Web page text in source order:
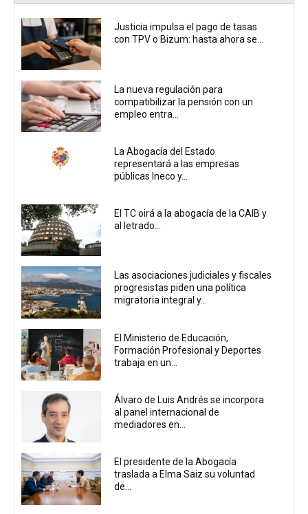
Justicia impulsa el pago de tasas
con TPV o Bizum: hasta ahora se...
La nueva regulación para
compatibilizar la pensión con un
empleo entra...
La Abogacía del Estado
representará a las empresas
públicas Ineco y...
El TC oirá a la abogacía de la CAIB y
al letrado...
Las asociaciones judiciales y fiscales
progresistas piden una política
migratoria integral y...
El Ministerio de Educación,
Formación Profesional y Deportes
trabaja en un...
Álvaro de Luis Andrés se incorpora
al panel internacional de
mediadores en...
El presidente de la Abogacía
traslada a Elma Saiz su voluntad
de...